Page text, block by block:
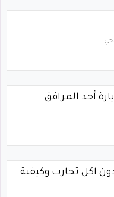
أحد المرافق
اكل تجارب وكيفية